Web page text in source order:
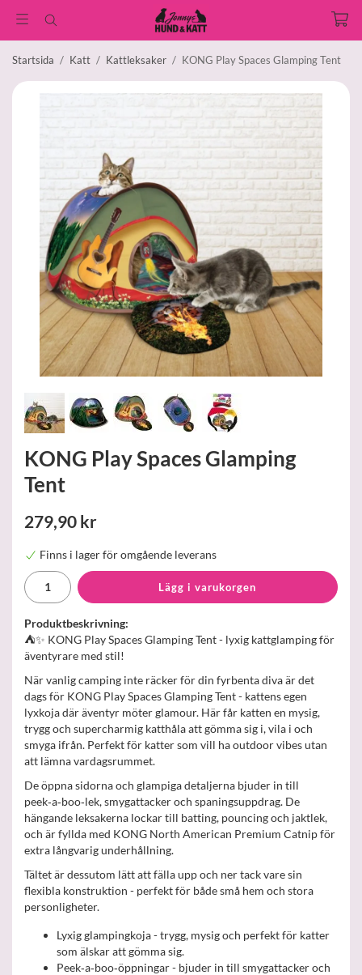
Startsida / Katt / Kattleksaker / KONG Play Spaces Glamping Tent
KONG Play Spaces Glamping
Tent
279,90 kr
Finns i lager för omgående leverans
Lägg i varukorgen
Produktbeskrivning:
⛺✨ KONG Play Spaces Glamping Tent - lyxig kattglamping för
äventyrare med stil!
När vanlig camping inte räcker för din fyrbenta diva är det
dags för KONG Play Spaces Glamping Tent - kattens egen
lyxkoja där äventyr möter glamour. Här får katten en mysig,
trygg och supercharmig katthåla att gömma sig i, vila i och
smyga ifrån. Perfekt för katter som vill ha outdoor vibes utan
att lämna vardagsrummet.
De öppna sidorna och glampiga detaljerna bjuder in till
peek‑a‑boo‑lek, smygattacker och spaningsuppdrag. De
hängande leksakerna lockar till batting, pouncing och jaktlek,
och är fyllda med KONG North American Premium Catnip för
extra långvarig underhållning.
Tältet är dessutom lätt att fälla upp och ner tack vare sin
flexibla konstruktion - perfekt för både små hem och stora
personligheter.
Lyxig glampingkoja - trygg, mysig och perfekt för katter
som älskar att gömma sig.
Peek‑a‑boo‑öppningar - bjuder in till smygattacker och